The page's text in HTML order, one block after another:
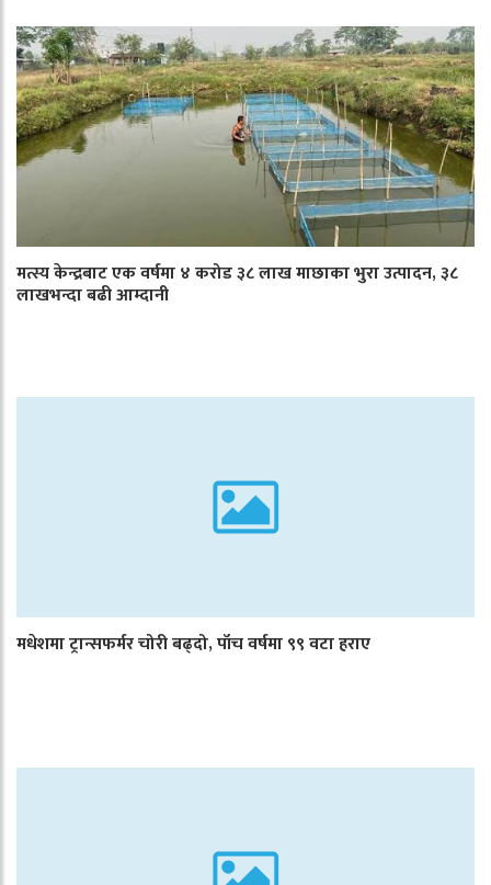
मत्स्य केन्द्रबाट एक वर्षमा ४ करोड ३८ लाख माछाका भुरा उत्पादन, ३८
लाखभन्दा बढी आम्दानी
मधेशमा ट्रान्सफर्मर चोरी बढ्दो, पाँच वर्षमा ९९ वटा हराए